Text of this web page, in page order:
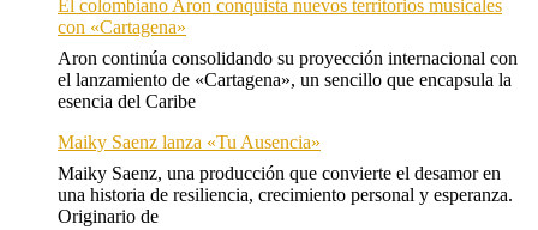
El colombiano Aron conquista nuevos territorios musicales
con «Cartagena»
Aron continúa consolidando su proyección internacional con
el lanzamiento de «Cartagena», un sencillo que encapsula la
esencia del Caribe
Maiky Saenz lanza «Tu Ausencia»
Maiky Saenz, una producción que convierte el desamor en
una historia de resiliencia, crecimiento personal y esperanza.
Originario de